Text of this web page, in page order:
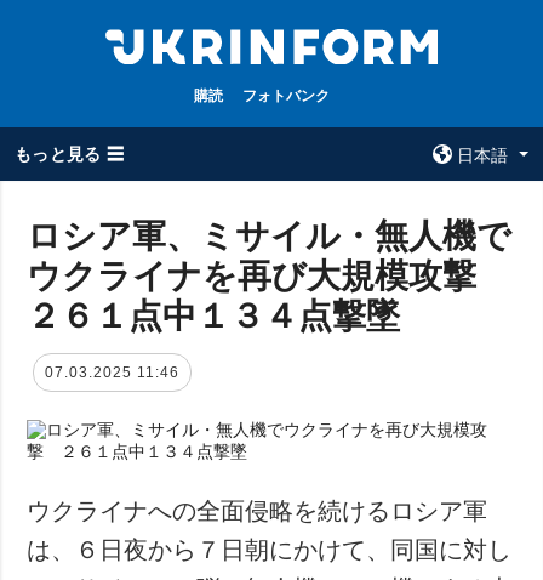
購読 フォトバンク
もっと見る ☰
日本語
全てのトピック
戦争
政治
経済・復興
防衛
社会・文化
スポーツ
ウクルインフォ
ルム
ウクルインフォル
ロシア軍、ミサイル・無人機で
ウクライナを再び大規模攻撃
２６１点中１３４点撃墜
07.03.2025 11:46
ウクライナへの全面侵略を続けるロシア軍
は、６日夜から７日朝にかけて、同国に対し